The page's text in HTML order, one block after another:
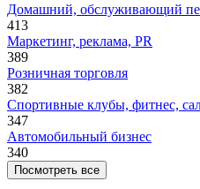
Домашний, обслуживающий
413
Маркетинг, реклама, PR
389
Розничная торговля
382
Спортивные клубы, фитнес,
347
Автомобильный бизнес
340
Посмотреть все